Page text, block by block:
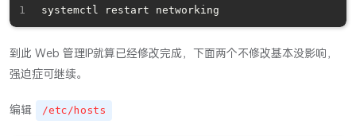
到此 Web 管理IP就算已经修改完成，下面两个不修改基本没影响，
强迫症可继续。
编辑 /etc/hosts